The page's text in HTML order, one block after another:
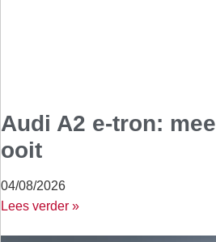
Audi A2 e-tron:
ooit
04/08/2026
Lees verder »